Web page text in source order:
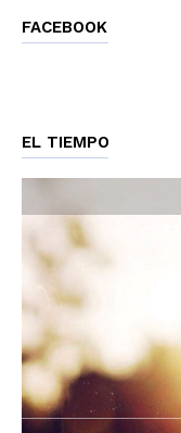
FACEBOOK
EL TIEMPO